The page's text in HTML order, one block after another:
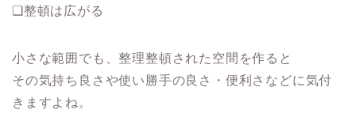
❏整頓は広がる
小さな範囲でも、整理整頓された空間を作ると
その気持ち良さや使い勝手の良さ・便利さなどに気付
きますよね。